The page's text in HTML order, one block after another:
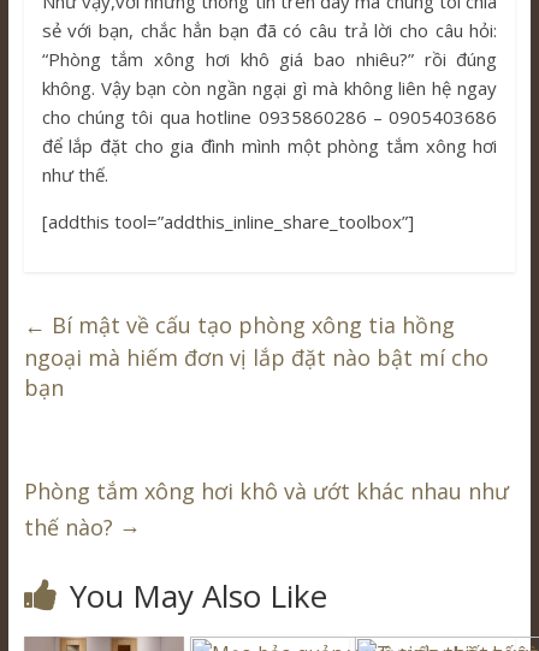
sẻ với bạn, chắc hẳn bạn đã có câu trả lời cho câu hỏi:
“Phòng tắm xông hơi khô giá bao nhiêu?” rồi đúng
không. Vậy bạn còn ngần ngại gì mà không liên hệ ngay
cho chúng tôi qua hotline 0935860286 – 0905403686
để lắp đặt cho gia đình mình một phòng tắm xông hơi
như thế.
[addthis tool=”addthis_inline_share_toolbox”]
← Bí mật về cấu tạo phòng xông tia hồng
ngoại mà hiếm đơn vị lắp đặt nào bật mí cho
bạn
Phòng tắm xông hơi khô và ướt khác nhau như
thế nào? →
You May Also Like